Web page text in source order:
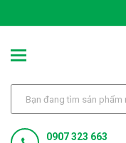
0907 323 663